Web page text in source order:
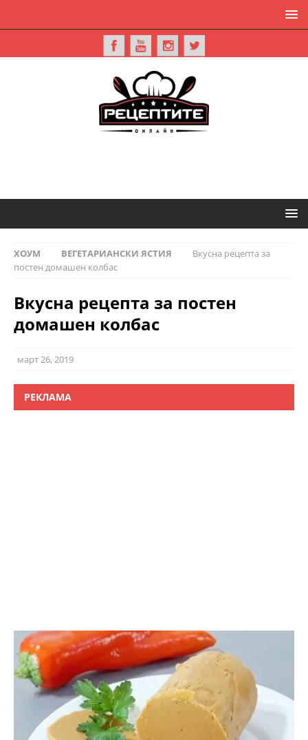
ХОУМ ВЕГЕТАРИАНСКИ ЯСТИЯ
Вкусна рецепта за
постен домашен колбас
Вкусна рецепта за постен
домашен колбас
март 26, 2019
РЕКЛАМА